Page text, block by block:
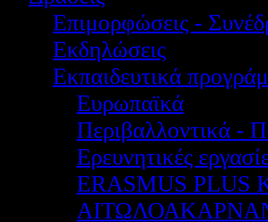
Επιμορφώσεις -
Εκδηλώσεις
Εκπαιδευτικά
Ευρωπαϊκά
Περιβαλλοντικά -
Ερευνητικές
ERASMUS PLUS